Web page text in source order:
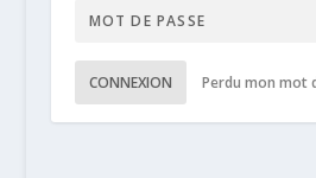
CONNEXION Perdu mon mot